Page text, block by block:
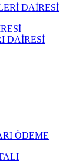
DAİRESİ
DAİRESİ
ÖDEME